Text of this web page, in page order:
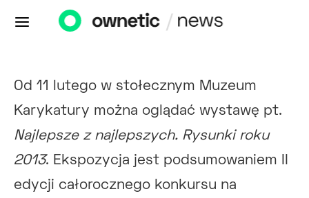
Od 11 lutego w stołecznym Muzeum
Karykatury można oglądać wystawę pt.
Najlepsze z najlepszych. Rysunki roku
2013. Ekspozycja jest podsumowaniem II
edycji całorocznego konkursu na